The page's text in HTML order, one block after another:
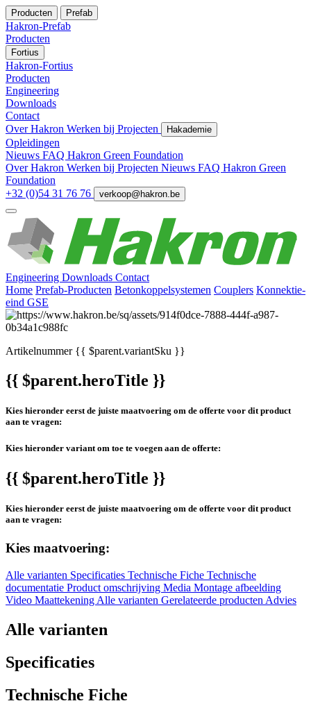
Producten Prefab
Hakron-Prefab
Producten
Fortius
Hakron-Fortius
Producten
Engineering
Downloads
Contact
Over Hakron Werken bij Projecten Hakademie
Opleidingen
Nieuws FAQ Hakron Green Foundation
Over Hakron Werken bij Projecten Nieuws FAQ Hakron Green
Foundation
+32 (0)54 31 76 76
verkoop@hakron.be
Engineering Downloads Contact
Home Prefab-Producten Betonkoppelsystemen Couplers Konnektie-
eind GSE
Artikelnummer{{ $parent.variantSku }}
{{ $parent.heroTitle }}
Kies hieronder eerst de juiste maatvoering om de offerte voor dit product
aan te vragen:
Kies hieronder variant om toe te voegen aan de offerte:
{{ $parent.heroTitle }}
Kies hieronder eerst de juiste maatvoering om de offerte voor dit product
aan te vragen:
Kies maatvoering:
Alle varianten Specificaties Technische Fiche Technische
documentatie Product omschrijving Media Montage afbeelding
Video Maattekening Alle varianten Gerelateerde producten Advies
Alle varianten
Specificaties
Technische Fiche